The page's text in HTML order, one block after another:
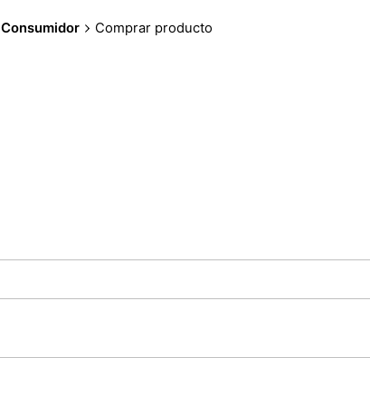
Consumidor Comprar producto